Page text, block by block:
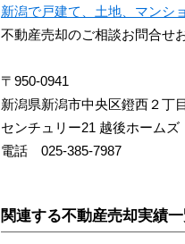
新潟で戸建て、土地、マンシ
不動産売却のご相談お問合せ
〒950-0941
新潟県新潟市中央区鐙西２丁
センチュリー21 越後ホームズ
電話 025-385-7987
関連する不動産売却実績